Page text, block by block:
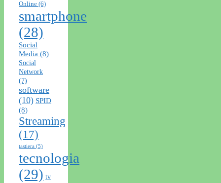
Online (6)
smartphone
(28)
Social
Media (8)
Social
Network
(7)
software
(10) SPID
(8)
Streaming
(17)
tastiera (5)
tecnologia
(29) tv